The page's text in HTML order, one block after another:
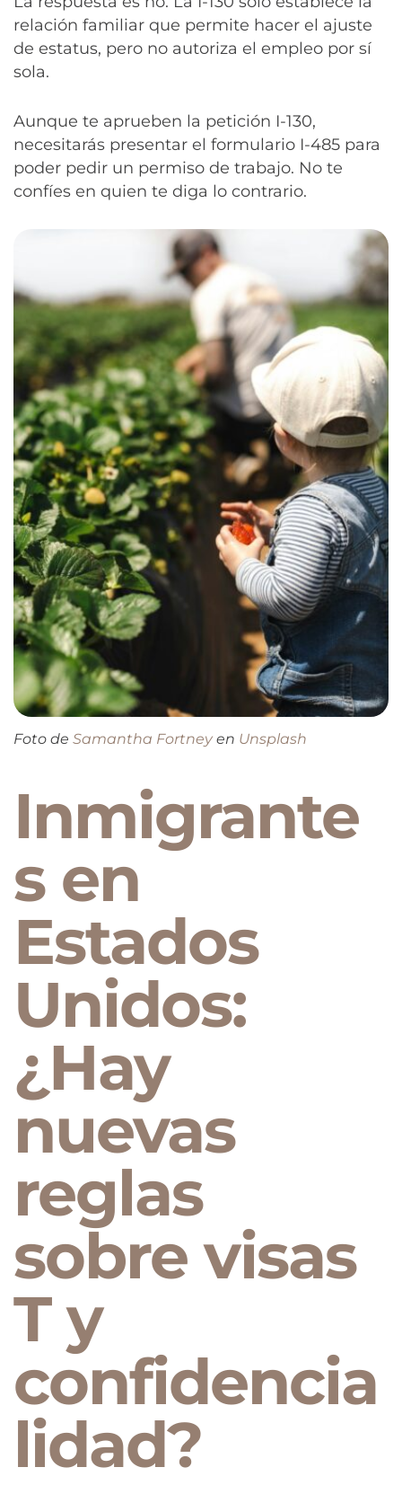
relación familiar que permite hacer el ajuste
de estatus, pero no autoriza el empleo por sí
sola.
Aunque te aprueben la petición I-130,
necesitarás presentar el formulario I-485 para
poder pedir un permiso de trabajo. No te
confíes en quien te diga lo contrario.
Foto de Samantha Fortney en Unsplash
Inmigrante
s en
Estados
Unidos:
¿Hay
nuevas
reglas
sobre visas
T y
confidencia
lidad?